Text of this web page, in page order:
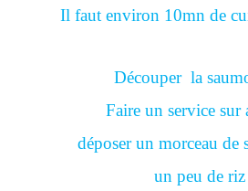
Il faut environ 10mn de
Découper la
Faire un service sur
déposer un morceau de
un peu de riz